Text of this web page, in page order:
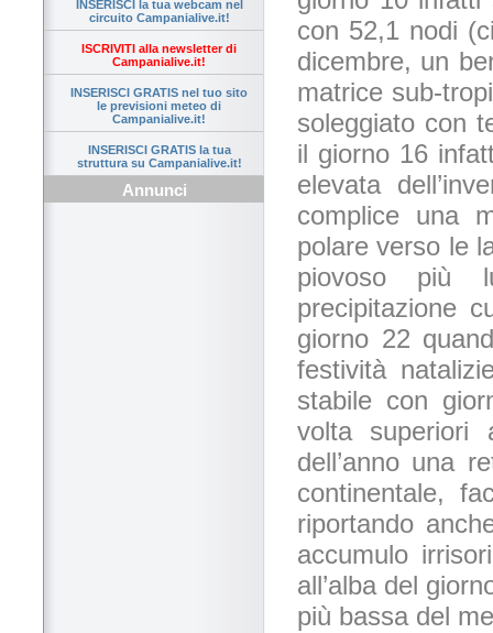
INSERISCI la tua webcam nel
circuito Campanialive.it!
ISCRIVITI alla newsletter di
Campanialive.it!
INSERISCI GRATIS nel tuo sito
le previsioni meteo di
Campanialive.it!
INSERISCI GRATIS la tua
struttura su Campanialive.it!
Annunci
con 52,1 nodi
dicembre, un
matrice sub-
soleggiato con
il giorno 16
elevata
complice una
polare verso le
piovoso più
precipitazione
giorno 22
festività
stabile con
volta superiori
dell’anno una
continentale,
riportando
accumulo
all’alba del
più bassa del